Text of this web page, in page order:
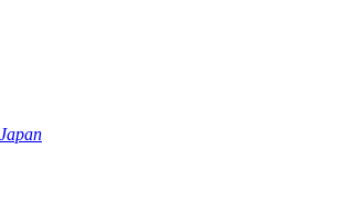
Japan